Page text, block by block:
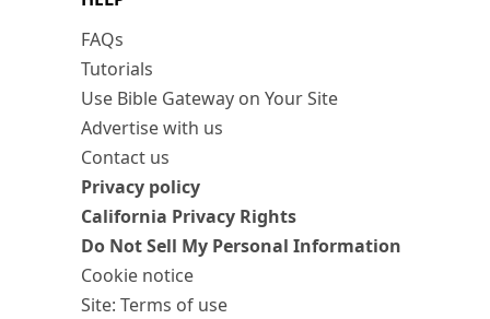
FAQs
Tutorials
Use Bible Gateway on Your Site
Advertise with us
Contact us
Privacy policy
California Privacy Rights
Do Not Sell My Personal Information
Cookie notice
Site: Terms of use